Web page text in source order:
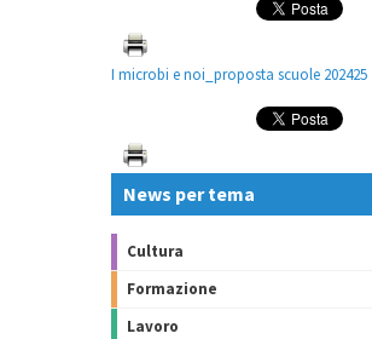
I microbi e noi_proposta scuole 202425
News per tema
Cultura
Formazione
Lavoro